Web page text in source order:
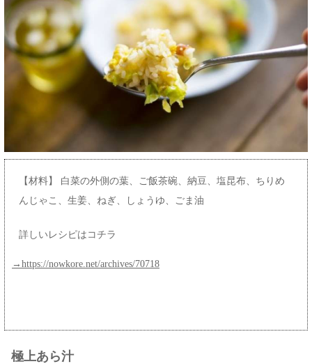
【材料】 白菜の外側の葉、ご飯茶碗、納豆、塩昆布、ちりめ
んじゃこ、生姜、ねぎ、しょうゆ、ごま油
詳しいレシピはコチラ
→https://nowkore.net/archives/70718
極上あら汁